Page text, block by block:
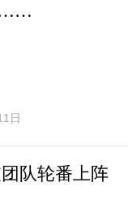
……
日
队轮番上阵